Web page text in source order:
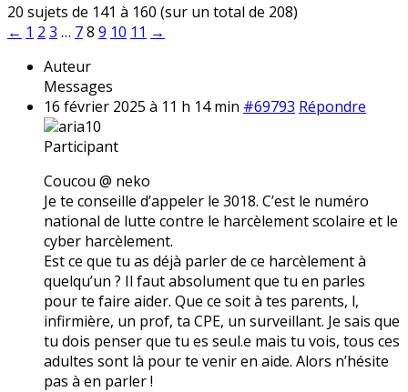
20 sujets de 141 à 160 (sur un total de 208)
← 1 2 3 … 78 9 10 11 →
Auteur
Messages
16 février 2025 à 11 h 14 min #69793 Répondre
aria10
Participant
Coucou @ neko
Je te conseille d’appeler le 3018. C’est le numéro
national de lutte contre le harcèlement scolaire et le
cyber harcèlement.
Est ce que tu as déjà parler de ce harcèlement à
quelqu’un ? Il faut absolument que tu en parles
pour te faire aider. Que ce soit à tes parents, l,
infirmière, un prof, ta CPE, un surveillant. Je sais que
tu dois penser que tu es seul.e mais tu vois, tous ces
adultes sont là pour te venir en aide. Alors n’hésite
pas à en parler !